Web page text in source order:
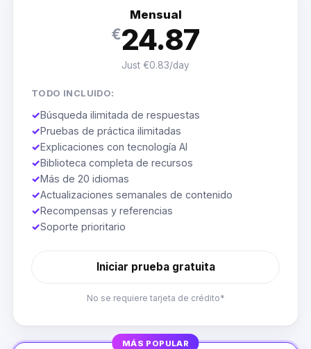
Mensual
€24.87
Just €0.83/day
TODO INCLUIDO:
✓Búsqueda ilimitada de respuestas
✓Pruebas de práctica ilimitadas
✓Explicaciones con tecnología AI
✓Biblioteca completa de recursos
✓Más de 20 idiomas
✓Actualizaciones semanales de contenido
✓Recompensas y referencias
✓Soporte prioritario
Iniciar prueba gratuita
No se requiere tarjeta de crédito*
MÁS POPULAR